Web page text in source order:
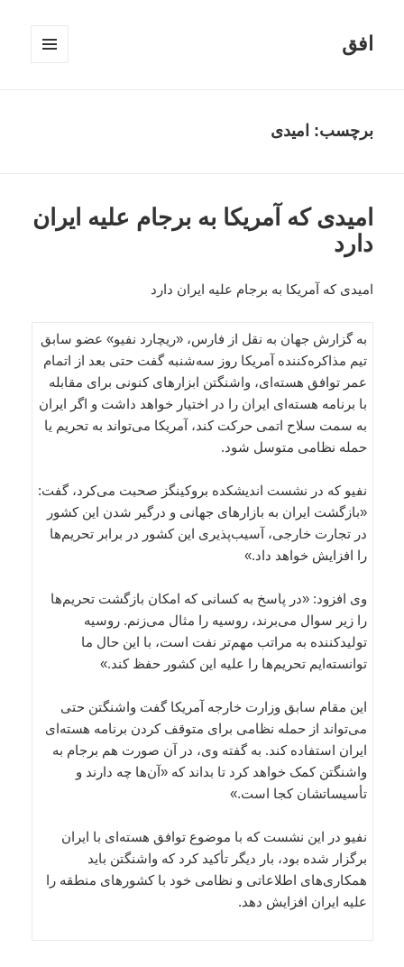
افق
برچسب: امیدی
امیدی که آمریکا به برجام علیه ایران
دارد
امیدی که آمریکا به برجام علیه ایران دارد
به گزارش جهان به نقل از فارس، «ریچارد نفیو» عضو سابق
تیم مذاکره‌کننده آمریکا روز سه‌شنبه گفت حتی بعد از اتمام
عمر توافق هسته‌ای، واشنگتن ابزارهای کنونی برای مقابله
با برنامه هسته‌ای ایران را در اختیار خواهد داشت و اگر ایران
به سمت سلاح اتمی حرکت کند، آمریکا می‌تواند به تحریم یا
حمله نظامی متوسل شود.
نفیو که در نشست اندیشکده بروکینگز صحبت می‌کرد، گفت:
«بازگشت ایران به بازارهای جهانی و درگیر شدن این کشور
در تجارت خارجی، آسیب‌پذیری این کشور در برابر تحریم‌ها
را افزایش خواهد داد.»
وی افزود: «در پاسخ به کسانی که امکان بازگشت تحریم‌ها
را زیر سوال می‌برند، روسیه را مثال می‌زنم. روسیه
تولیدکننده به مراتب مهم‌تر نفت است، با این حال ما
توانسته‌ایم تحریم‌ها را علیه این کشور حفظ کند.»
این مقام سابق وزارت خارجه آمریکا گفت واشنگتن حتی
می‌تواند از حمله نظامی برای متوقف کردن برنامه هسته‌ای
ایران استفاده کند. به گفته وی، در آن صورت هم برجام به
واشنگتن کمک خواهد کرد تا بداند که «آن‌ها چه دارند و
تأسیساتشان کجا است.»
نفیو در این نشست که با موضوع توافق هسته‌ای با ایران
برگزار شده بود، بار دیگر تأکید کرد که واشنگتن باید
همکاری‌های اطلاعاتی و نظامی خود با کشورهای منطقه را
علیه ایران افزایش دهد.